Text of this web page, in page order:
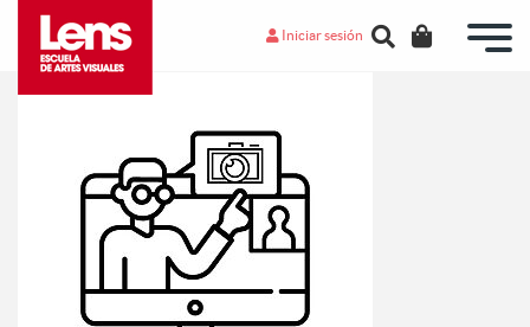
Iniciar sesión